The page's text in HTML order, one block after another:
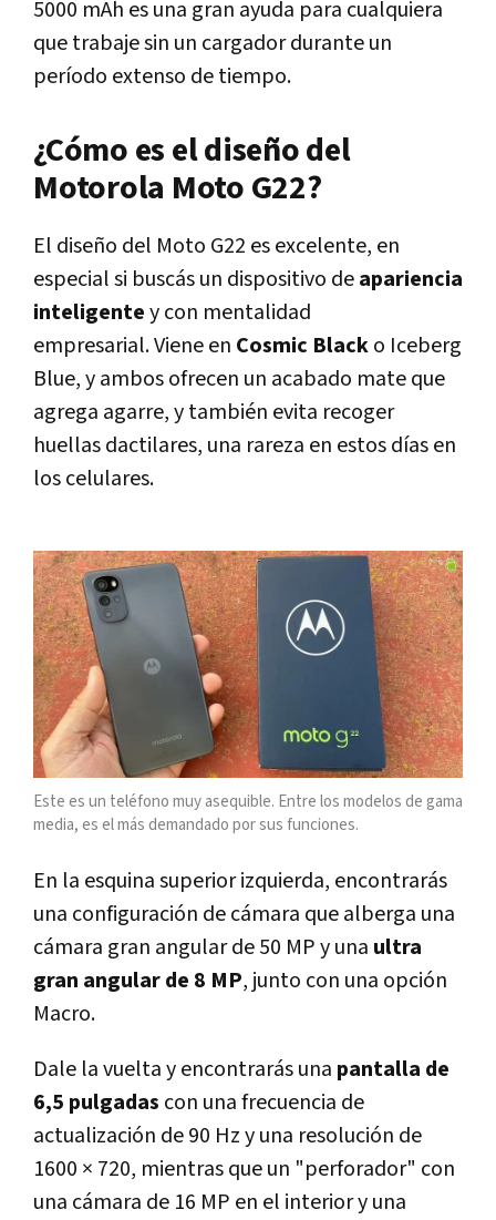
5000 mAh es una gran ayuda para cualquiera
que trabaje sin un cargador durante un
período extenso de tiempo.
¿Cómo es el diseño del
Motorola Moto G22?
El diseño del Moto G22 es excelente, en
especial si buscás un dispositivo deapariencia
inteligentey con mentalidad
empresarial. Viene en Cosmic Blacko Iceberg
Blue, y ambos ofrecen un acabado mate que
agrega agarre, y también evita recoger
huellas dactilares, una rareza en estos días en
los celulares.
Este es un teléfono muy asequible. Entre los modelos de gama
media, es el más demandado por sus funciones.
En la esquina superior izquierda, encontrarás
una configuración de cámara que alberga una
cámara gran angular de 50 MP y una ultra
gran angular de 8 MP, junto con una opción
Macro.
Dale la vuelta y encontrarás una pantalla de
6,5 pulgadas con una frecuencia de
actualización de 90 Hz y una resolución de
1600 × 720, mientras que un "perforador" con
una cámara de 16 MP en el interior y una